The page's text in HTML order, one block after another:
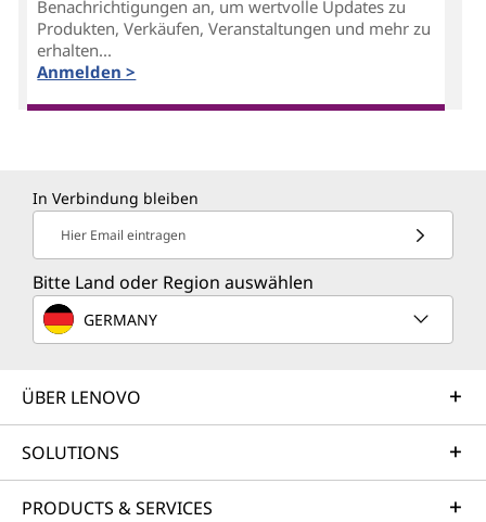
Benachrichtigungen an, um wertvolle Updates zu
Produkten, Verkäufen, Veranstaltungen und mehr zu
erhalten...
Anmelden >
In Verbindung bleiben
Hier Email eintragen
Bitte Land oder Region auswählen
GERMANY
ÜBER LENOVO
SOLUTIONS
PRODUCTS & SERVICES